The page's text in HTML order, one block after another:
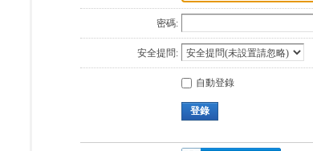
密碼:
安全提問:
自動登錄
登錄